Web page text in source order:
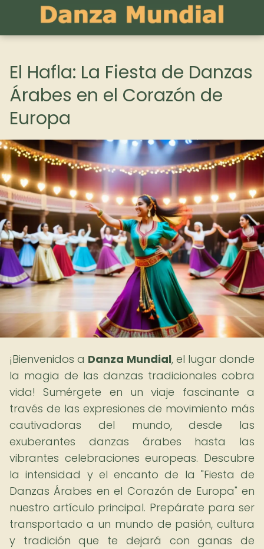
El Hafla: La Fiesta de Danzas
Árabes en el Corazón de
Europa
¡Bienvenidos a Danza Mundial, el lugar donde
la magia de las danzas tradicionales cobra
vida! Sumérgete en un viaje fascinante a
través de las expresiones de movimiento más
cautivadoras del mundo, desde las
exuberantes danzas árabes hasta las
vibrantes celebraciones europeas. Descubre
la intensidad y el encanto de la "Fiesta de
Danzas Árabes en el Corazón de Europa" en
nuestro artículo principal. Prepárate para ser
transportado a un mundo de pasión, cultura
y tradición que te dejará con ganas de